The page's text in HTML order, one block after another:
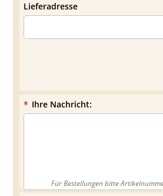
Lieferadresse
* Ihre Nachricht:
Für Bestellungen bitte